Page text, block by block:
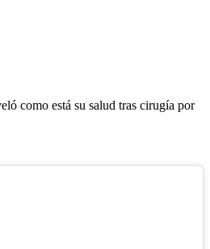
como está su salud tras cirugía por